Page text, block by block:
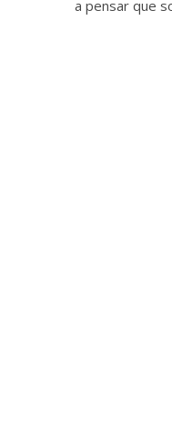
a pensar que